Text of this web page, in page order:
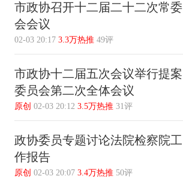
市政协召开十二届二十二次常委
会会议
02-03 20:17 3.3万热推 49评
市政协十二届五次会议举行提案
委员会第二次全体会议
原创 02-03 20:12 3.5万热推 31评
政协委员专题讨论法院检察院工
作报告
原创 02-03 20:07 3.4万热推 50评